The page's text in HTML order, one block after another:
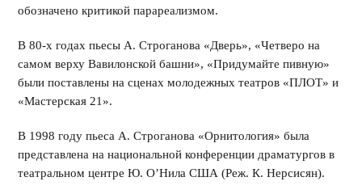
обозначено критикой парареализмом.
В 80-х годах пьесы А. Строганова «Дверь», «Четверо на
самом верху Вавилонской башни», «Придумайте пивную»
были поставлены на сценах молодежных театров «ПЛОТ» и
«Мастерская 21».
В 1998 году пьеса А. Строганова «Орнитология» была
представлена на национальной конференции драматургов в
театральном центре Ю. О’Нила США (Реж. К. Нерсисян).